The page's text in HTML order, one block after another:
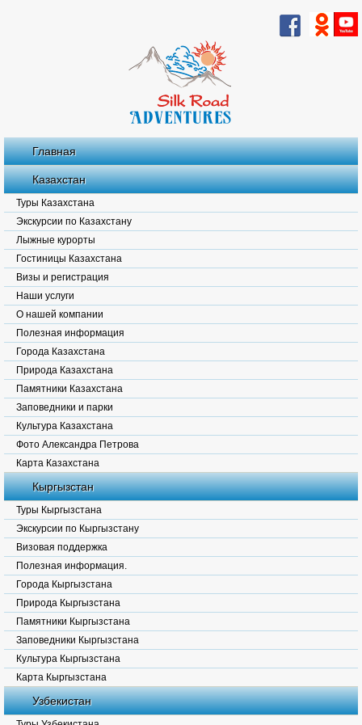
Главная
Казахстан
Туры Казахстана
Экскурсии по Казахстану
Лыжные курорты
Гостиницы Казахстана
Визы и регистрация
Наши услуги
О нашей компании
Полезная информация
Города Казахстана
Природа Казахстана
Памятники Казахстана
Заповедники и парки
Культура Казахстана
Фото Александра Петрова
Карта Казахстана
Кыргызстан
Туры Кыргызстана
Экскурсии по Кыргызстану
Визовая поддержка
Полезная информация.
Города Кыргызстана
Природа Кыргызстана
Памятники Кыргызстана
Заповедники Кыргызстана
Культура Кыргызстана
Карта Кыргызстана
Узбекистан